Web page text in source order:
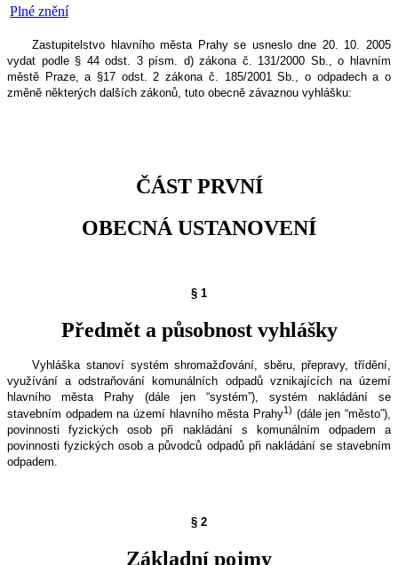
Plné znění
Zastupitelstvo hlavního města Prahy se usneslo dne 20. 10. 2005
vydat podle § 44 odst. 3 písm. d) zákona č. 131/2000 Sb., o hlavním
městě Praze, a §17 odst. 2 zákona č. 185/2001 Sb., o odpadech a o
změně některých dalších zákonů, tuto obecně závaznou vyhlášku:
ČÁST PRVNÍ
OBECNÁ USTANOVENÍ
§ 1
Předmět a působnost vyhlášky
Vyhláška stanoví systém shromažďování, sběru, přepravy, třídění,
využívání a odstraňování komunálních odpadů vznikajících na území
hlavního města Prahy (dále jen “systém”), systém nakládání se
stavebním odpadem na území hlavního města Prahy1) (dále jen “město”),
povinnosti fyzických osob při nakládání s komunálním odpadem a
povinnosti fyzických osob a původců odpadů při nakládání se stavebním
odpadem.
§ 2
Základní pojmy